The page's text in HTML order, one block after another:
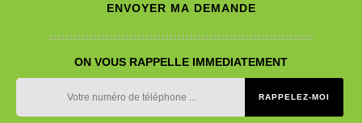
ON VOUS RAPPELLE IMMEDIATEMENT